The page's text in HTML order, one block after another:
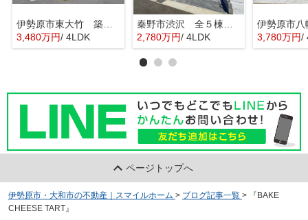
伊勢原市東大竹 築浅中古住宅
3,480万円/ 4LDK
秦野市渋沢 全５棟 新築住宅
2,780万円/ 4LDK 3,780万円/
ページトップへ
伊勢原市・大和市の不動産｜スマイルホーム > ブログ記事一覧 >
『BAKE
CHEESE TART』